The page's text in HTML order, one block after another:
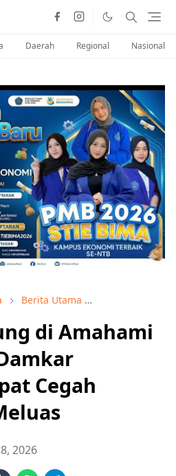
Daerah Regional Nasional
Berita Utama
di Amahami
Cegah
2026